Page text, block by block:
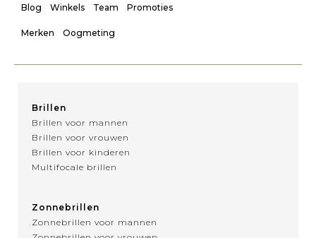
Blog Winkels Team Promoties
Merken Oogmeting
Brillen
Brillen voor mannen
Brillen voor vrouwen
Brillen voor kinderen
Multifocale brillen
Zonnebrillen
Zonnebrillen voor mannen